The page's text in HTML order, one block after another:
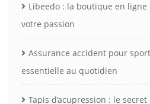
Libeedo : la boutique en
votre passion
Assurance accident pour
essentielle au quotidien
Tapis d’acupression : le